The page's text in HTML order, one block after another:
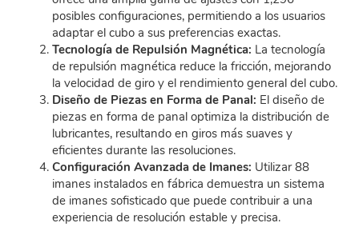
posibles configuraciones, permitiendo a los usuarios
adaptar el cubo a sus preferencias exactas.
Tecnología de Repulsión Magnética: La tecnología
de repulsión magnética reduce la fricción, mejorando
la velocidad de giro y el rendimiento general del cubo.
Diseño de Piezas en Forma de Panal: El diseño de
piezas en forma de panal optimiza la distribución de
lubricantes, resultando en giros más suaves y
eficientes durante las resoluciones.
Configuración Avanzada de Imanes: Utilizar 88
imanes instalados en fábrica demuestra un sistema
de imanes sofisticado que puede contribuir a una
experiencia de resolución estable y precisa.